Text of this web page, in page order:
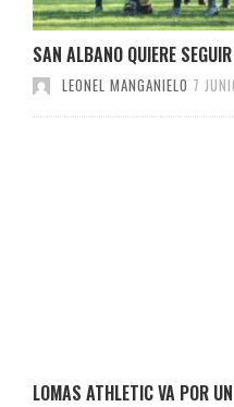
SAN ALBANO QUIERE
LEONEL MANGANIELO 7
LOMAS ATHLETIC VA POR